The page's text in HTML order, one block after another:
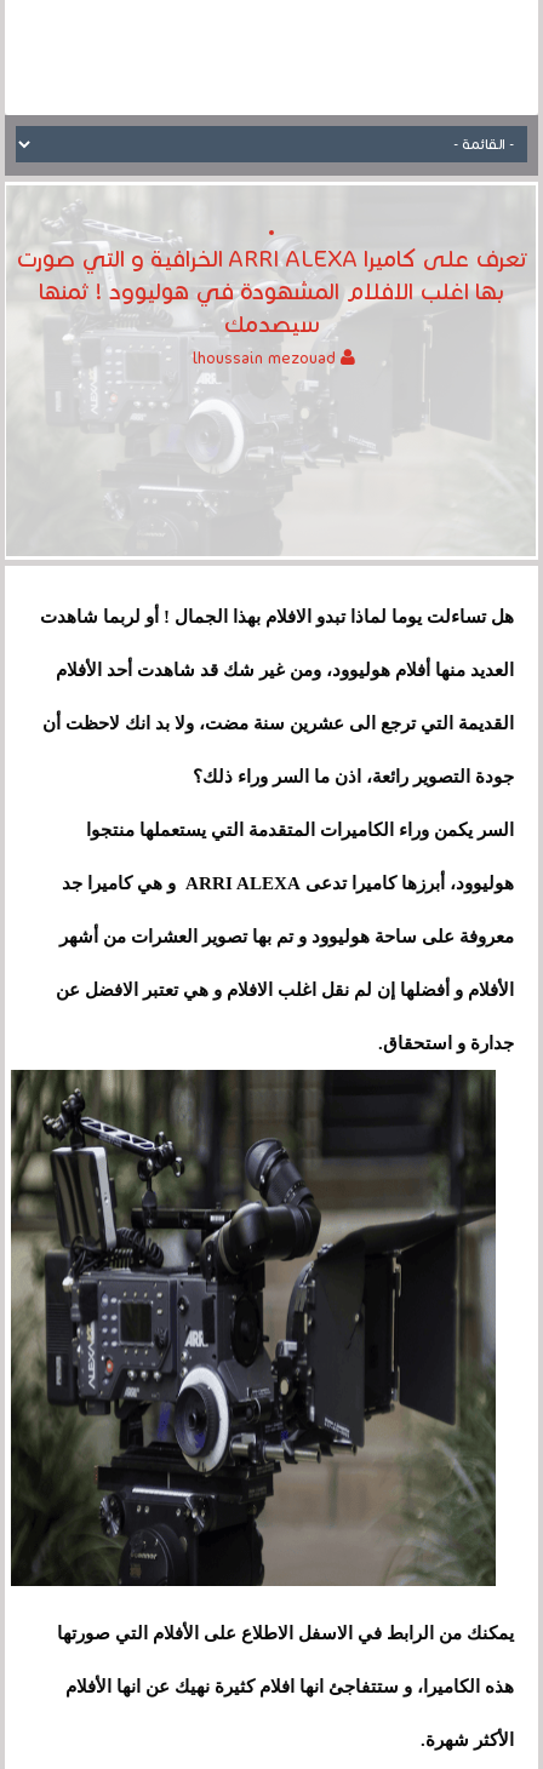
تعرف على كاميرا ARRI ALEXA الخرافية و التي صورت
بها اغلب الافلام المشهودة في هوليوود ! ثمنها
سيصدمك
هل تساءلت يوما لماذا تبدو الافلام بهذا الجمال ! أو لربما شاهدت
العديد منها أفلام هوليوود، ومن غير شك قد شاهدت أحد الأفلام
القديمة التي ترجع الى عشرين سنة مضت، ولا بد انك لاحظت أن
جودة التصوير رائعة، اذن ما السر وراء ذلك؟
السر يكمن وراء الكاميرات المتقدمة التي يستعملها منتجوا
هوليوود، أبرزها كاميرا تدعى ARRI ALEXA و هي كاميرا جد
معروفة على ساحة هوليوود و تم بها تصوير العشرات من أشهر
الأفلام و أفضلها إن لم نقل اغلب الافلام و هي تعتبر الافضل عن
جدارة و استحقاق.
يمكنك من الرابط في الاسفل الاطلاع على الأفلام التي صورتها
هذه الكاميرا، و ستتفاجئ انها افلام كثيرة نهيك عن انها الأفلام
الأكثر شهرة.